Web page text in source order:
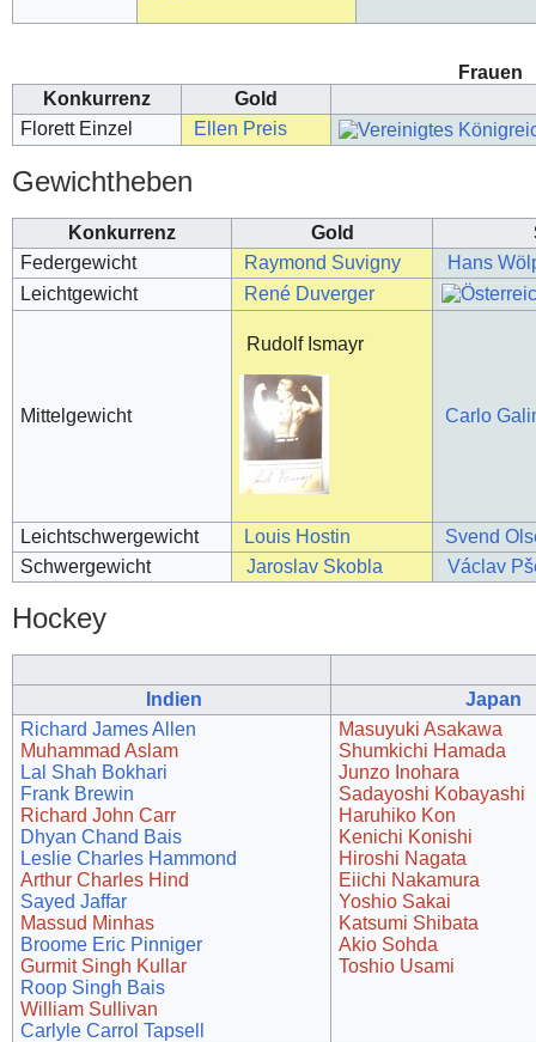
Frauen
Konkurrenz
Gold
Florett Einzel
Ellen Preis
Gewichtheben
Konkurrenz Gold
Federgewicht
Raymond Suvigny
Hans
Leichtgewicht
René Duverger
Mittelgewicht
Rudolf Ismayr
Carlo
Leichtschwergewicht Louis Hostin
Svend
Schwergewicht
Jaroslav Skobla Václav
Hockey
Indien
Japan
Richard James Allen
Muhammad Aslam
Lal Shah Bokhari
Frank Brewin
Richard John Carr
Dhyan Chand Bais
Leslie Charles Hammond
Arthur Charles Hind
Sayed Jaffar
Massud Minhas
Broome Eric Pinniger
Gurmit Singh Kullar
Roop Singh Bais
William Sullivan
Carlyle Carrol Tapsell
Masuyuki Asakawa
Shumkichi Hamada
Junzo Inohara
Sadayoshi Kobayashi
Haruhiko Kon
Kenichi Konishi
Hiroshi Nagata
Eiichi Nakamura
Yoshio Sakai
Katsumi Shibata
Akio Sohda
Toshio Usami